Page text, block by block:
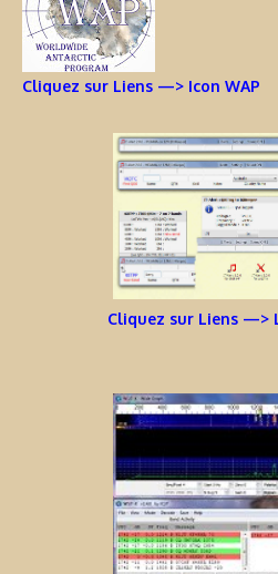
Cliquez sur Liens —> Icon WAP
Cliquez sur Liens —>